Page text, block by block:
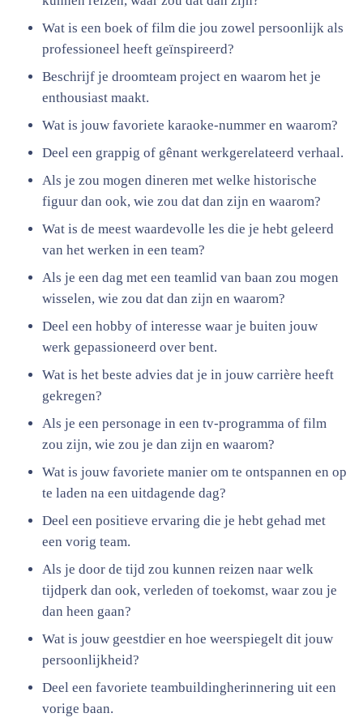
Wat is een boek of film die jou zowel persoonlijk als
professioneel heeft geïnspireerd?
Beschrijf je droomteam project en waarom het je
enthousiast maakt.
Wat is jouw favoriete karaoke-nummer en waarom?
Deel een grappig of gênant werkgerelateerd verhaal.
Als je zou mogen dineren met welke historische
figuur dan ook, wie zou dat dan zijn en waarom?
Wat is de meest waardevolle les die je hebt geleerd
van het werken in een team?
Als je een dag met een teamlid van baan zou mogen
wisselen, wie zou dat dan zijn en waarom?
Deel een hobby of interesse waar je buiten jouw
werk gepassioneerd over bent.
Wat is het beste advies dat je in jouw carrière heeft
gekregen?
Als je een personage in een tv-programma of film
zou zijn, wie zou je dan zijn en waarom?
Wat is jouw favoriete manier om te ontspannen en op
te laden na een uitdagende dag?
Deel een positieve ervaring die je hebt gehad met
een vorig team.
Als je door de tijd zou kunnen reizen naar welk
tijdperk dan ook, verleden of toekomst, waar zou je
dan heen gaan?
Wat is jouw geestdier en hoe weerspiegelt dit jouw
persoonlijkheid?
Deel een favoriete teambuildingherinnering uit een
vorige baan.